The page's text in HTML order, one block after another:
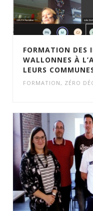
FORMATION DES
WALLONNES À
LEURS
FORMATION , ZÉRO